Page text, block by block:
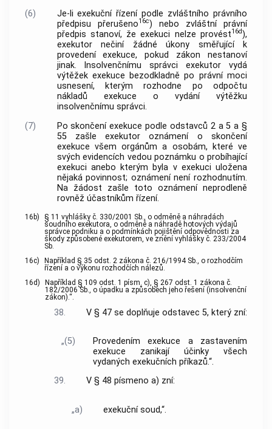
(6)
Je-li exekuční řízení podle zvláštního právního
předpisu přerušeno16c) nebo zvláštní právní
předpis stanoví, že exekuci nelze provést16d),
exekutor nečiní žádné úkony směřující k
provedení exekuce, pokud zákon nestanoví
jinak. Insolvenčnímu správci exekutor vydá
výtěžek exekuce bezodkladně po právní moci
usnesení, kterým rozhodne po odpočtu
nákladů exekuce o vydání výtěžku
insolvenčnímu správci.
(7)
Po skončení exekuce podle odstavců 2 a 5 a §
55 zašle exekutor oznámení o skončení
exekuce všem orgánům a osobám, které ve
svých evidencích vedou poznámku o probíhající
exekuci anebo kterým byla v exekuci uložena
nějaká povinnost; oznámení není rozhodnutím.
Na žádost zašle toto oznámení neprodleně
rovněž účastníkům řízení.
16b)
§ 11 vyhlášky č. 330/2001 Sb., o odměně a náhradách
soudního exekutora, o odměně a náhradě hotových výdajů
správce podniku a o podmínkách pojištění odpovědnosti za
škody způsobené exekutorem, ve znění vyhlášky č. 233/2004
Sb.
16c)
Například § 35 odst. 2 zákona č. 216/1994 Sb., o rozhodčím
řízení a o výkonu rozhodčích nálezů.
16d)
Například § 109 odst. 1 písm. c), § 267 odst. 1 zákona č.
182/2006 Sb., o úpadku a způsobech jeho řešení (insolvenční
zákon).“.
38. V § 47 se doplňuje odstavec 5, který zní:
„(5)
Provedením exekuce a zastavením
exekuce zanikají účinky všech
vydaných exekučních příkazů.“.
39.
V § 48 písmeno a) zní:
„a) exekuční soud,“.